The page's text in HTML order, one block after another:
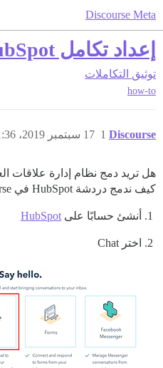
Discourse Meta
إعداد تكامل HubSpot للدردشة
توثيق التكاملات
how-to
Discourse 17 سبتمبر 2019، 11:36ص 1
كيف ندمج دردشة HubSpot في Discourse!
أنشئ حسابًا على HubSpot
اختر Chat